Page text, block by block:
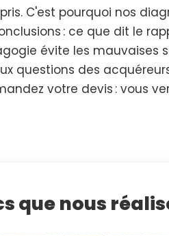
C'est pourquoi nos
: ce que dit le
évite les mauvaises
questions des
votre devis : vous
que nous